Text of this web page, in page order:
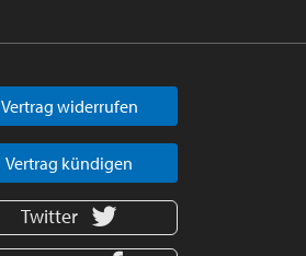
Vertrag widerrufen
Vertrag kündigen
Twitter